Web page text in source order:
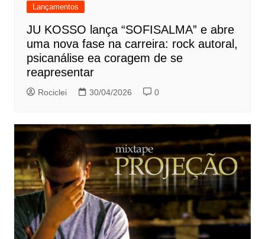
Lançamentos
JU KOSSO lança “SOFISALMA” e abre
uma nova fase na carreira: rock autoral,
psicanálise ea coragem de se
reapresentar
Rociclei 30/04/2026 0